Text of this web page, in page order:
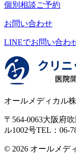
個別相談ご予約
お問い合わせ
LINEでお問い合わ
オールメディカル
〒564-0063大阪府吹
ル1002号TEL：06-
© 2026 オールメデ